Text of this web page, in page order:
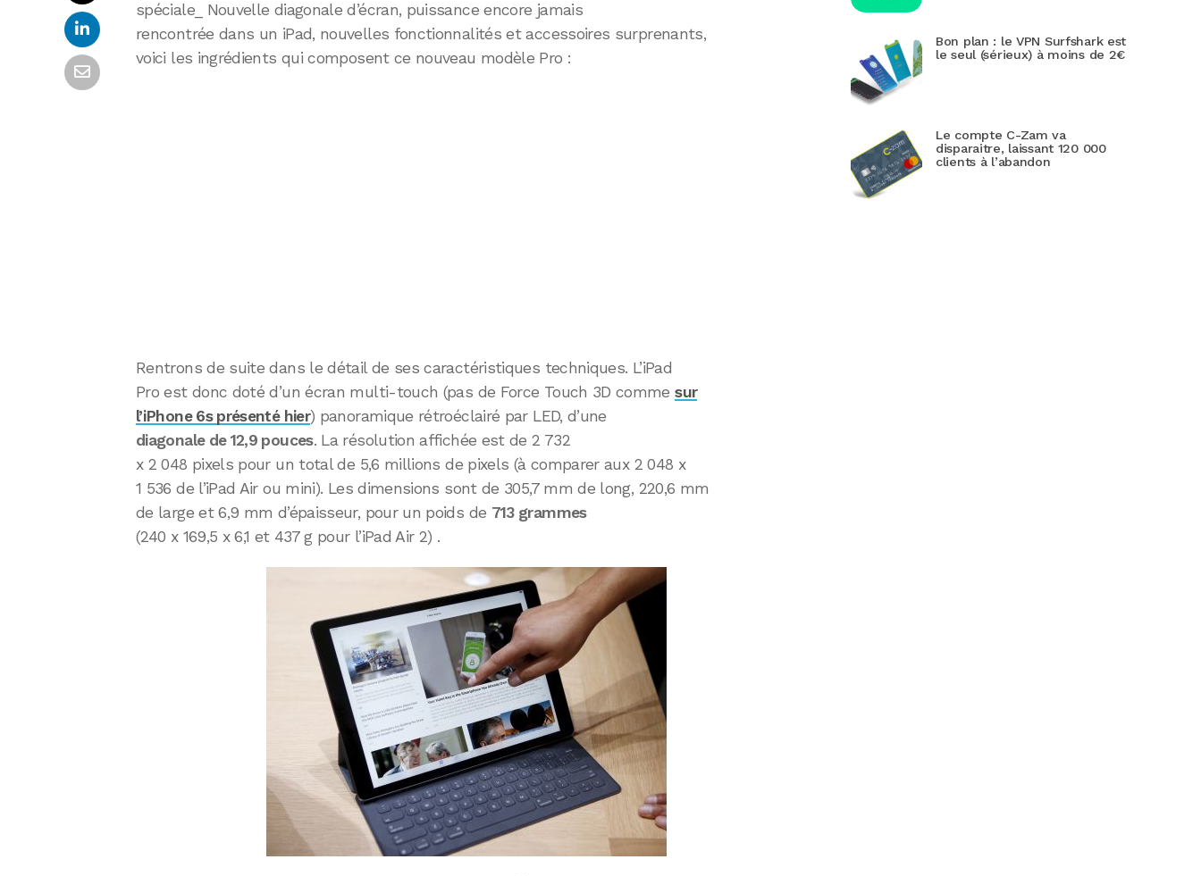
spéciale_ Nouvelle diagonale d’écran, puissance encore jamais
rencontrée dans un iPad, nouvelles fonctionnalités et accessoires surprenants,
voici les ingrédients qui composent ce nouveau modèle Pro :
Rentrons de suite dans le détail de ses caractéristiques techniques. L’iPad
Pro est donc doté d’un écran multi-touch (pas de Force Touch 3D commesur
l’iPhone 6s présenté hier) panoramique rétroéclairé par LED, d’une
diagonale de 12,9 pouces. La résolution affichée est de 2 732
x 2 048 pixels pour un total de 5,6 millions de pixels (à comparer aux 2 048 x
1 536 de l’iPad Air ou mini). Les dimensions sont de 305,7 mm de long, 220,6 mm
de large et 6,9 mm d’épaisseur, pour un poids de 713 grammes
(240 x 169,5 x 6,1 et 437 g pour l’iPad Air 2) .
Bon plan : le VPN Surfshark est
le seul (sérieux) à moins de 2€
Le compte C-Zam va
disparaitre, laissant 120 000
clients à l’abandon